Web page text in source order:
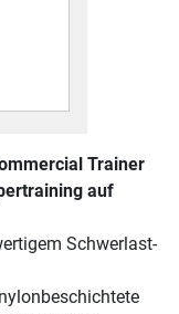
Trainer
auf
Schwerlast-